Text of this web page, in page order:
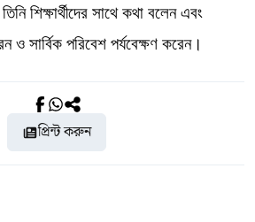
শিক্ষার্থীদের সাথে কথা বলেন এবং
ও সার্বিক পরিবেশ পর্যবেক্ষণ করেন।
প্রিন্ট করুন